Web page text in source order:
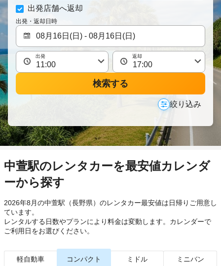
出発店舗へ返却
出発・返却日時
出発 返却
検索する
絞り込み
中萱駅のレンタカーを最安値カレンダ
ーから探す
2026年8月の中萱駅（長野県）のレンタカー最安値は日帰り ご用意し
ています。
レンタルする日数やプランにより料金は変動します。カレンダーで
ご利用日をお選びください。
軽自動車 コンパクト ミドル ミニバン